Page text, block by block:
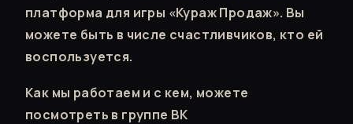
платформа для игры «Кураж Продаж». Вы
можете быть в числе счастливчиков, кто ей
воспользуется.
Как мы работаем и с кем, можете
посмотреть в группе ВК